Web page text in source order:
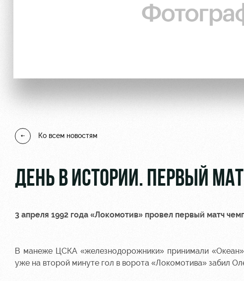
Заставки
Программа лояльности
Ко всем новостям
ДЕНЬ В ИСТОРИИ. ПЕРВЫЙ
3 апреля 1992 года «Локомотив» провел первый матч
В манеже ЦСКА «железнодорожники» принимали
уже на второй минуте гол в ворота «Локомотива» забил